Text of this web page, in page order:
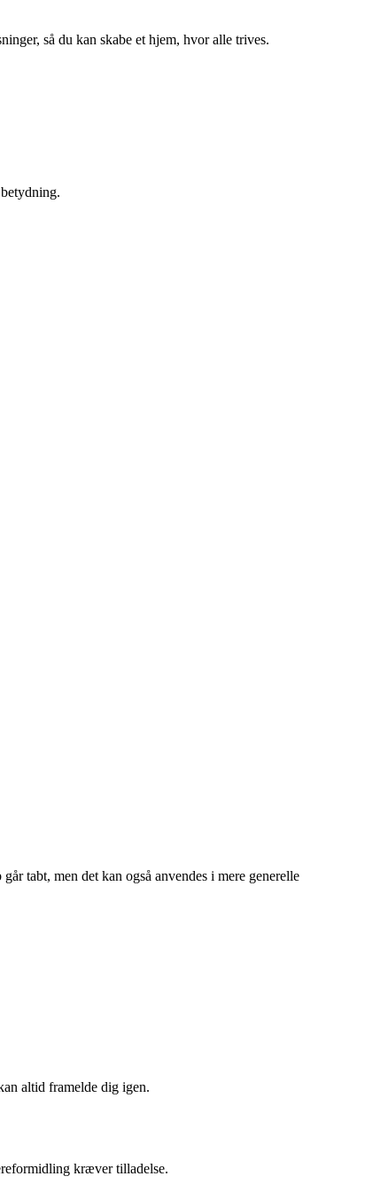
så du kan skabe et hjem, hvor alle trives.
tabt, men det kan også anvendes i mere generelle
altid framelde dig igen.
kræver tilladelse.